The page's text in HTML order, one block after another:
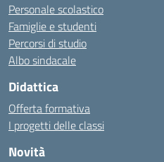
Personale scolastico
Famiglie e studenti
Percorsi di studio
Albo sindacale
Didattica
Offerta formativa
I progetti delle classi
Novità